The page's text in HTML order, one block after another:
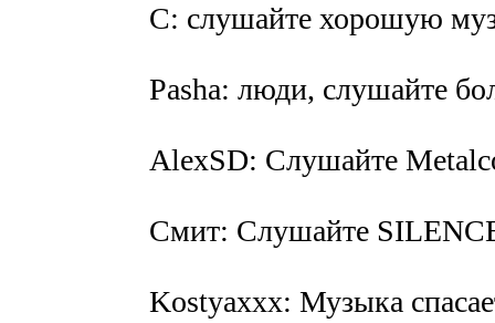
С: слушайте хорошую
Pasha: люди, слушайте
AlexSD: Слушайте
Смит: Слушайте
Kostyaxxx: Музыка